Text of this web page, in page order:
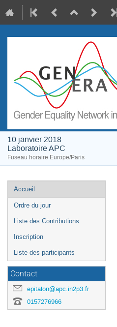
10 janvier 2018
Laboratoire APC
Fuseau horaire Europe/Paris
Menu
de
l'événement
Accueil
Ordre du jour
Liste des Contributions
Inscription
Liste des participants
Contact
epitalon@apc.in2p3.fr
0157276966